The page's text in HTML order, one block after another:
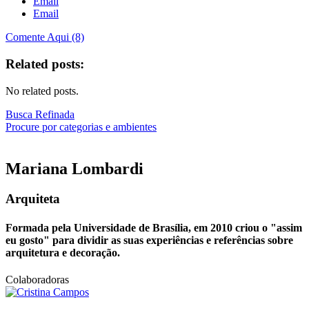
Email
Comente Aqui (8)
Related posts:
No related posts.
Busca Refinada
Procure por categorias e ambientes
Mariana Lombardi
Arquiteta
Formada pela Universidade de Brasília, em 2010 criou o "assim
eu gosto" para dividir as suas experiências e referências sobre
arquitetura e decoração.
Colaboradoras